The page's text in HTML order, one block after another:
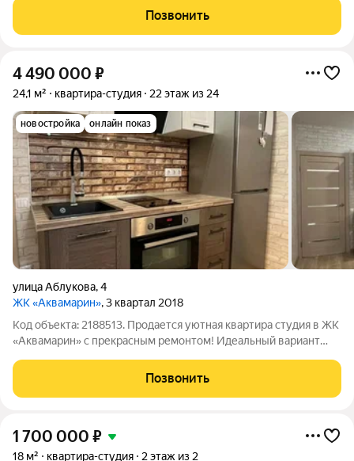
подойдёт для сдачи в аренду и проживания. Дом кирпичный,
малоэтажный. Мало соседей,
Позвонить
4 490 000 ₽
24,1 м² квартира-студия 22 этаж из 24
новостройка онлайн показ
улица Аблукова,4
ЖК «Аквамарин», 3 квартал 2018
Код объекта: 2188513. Продается уютная квартира студия в ЖK
«Аквамарин» с прекрасным ремонтом! Идеaльный вapиант
инфраструктура - транспортная доступность, школы, детские
сады, магазины,
Позвонить
1 700 000 ₽
18 м² квартира-студия 2 этаж из 2